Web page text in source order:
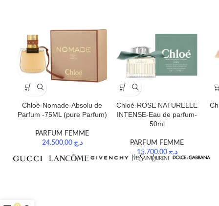
Chloé-Nomade-Absolu de
Parfum -75ML (pure Parfum)
PARFUM FEMME
د.ج 24.500,00
Chloé-ROSE NATURELLE
INTENSE-Eau de parfum-
50ml
PARFUM FEMME
د.ج 15.700,00